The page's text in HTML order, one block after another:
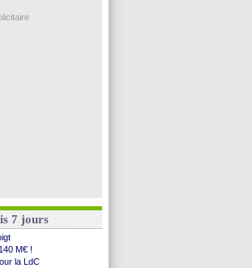
Biereth
7 jours
M€ !
la LdC